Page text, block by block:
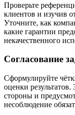
Проверьте
клиентов и изучив
Уточните, как
какие гарантии
некачественного
Согласование
Сформулируйте
оценки результатов.
стороны и
несоблюдение